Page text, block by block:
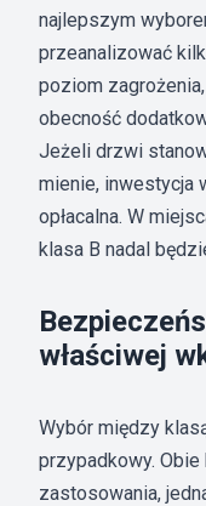
najlepszym
przeanalizować
poziom
obecność
Jeżeli drzwi
mienie, inwestycja
opłacalna. W
klasa B nadal
właściwej
Wybór między
przypadkowy.
zastosowania,